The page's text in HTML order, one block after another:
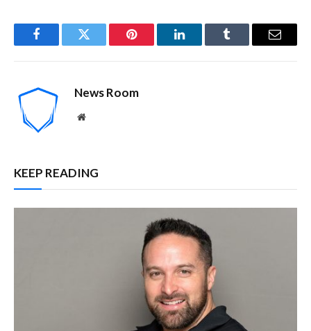
FacebookTwitter Pinterest LinkedInTumblr Email
News Room
Website
KEEP READING